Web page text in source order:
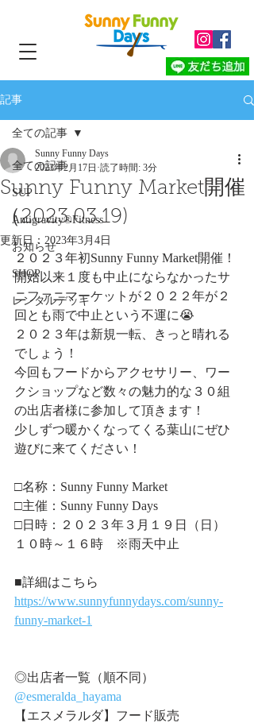
記事
全ての記事
SUP
Antigravity®︎Fitness
お知らせ
SHOP
レンタルデッキ
全ての記事
Sunny Funny Market開催
（2023.03.19)
Sunny Funny Days
2023年2月17日 読了時間: 3分
更新日： 2023年3月4日
２０２３年初Sunny Funny Market開催！
開始以来１度も中止にならなかったサ
ニファニマーケットが２０２２年が２
回とも雨で中止という不運に😭
２０２３年は新規一転、きっと晴れる
でしょう！
今回もフードからアクセサリー、ワー
クショップなど数々の魅力的な３０組
の出店者様に参加して頂きます！
少しずつ暖かくなってくる葉山にぜひ
遊びに来てください！
□名称：Sunny Funny Market
□主催：Sunny Funny Days
□日時：２０２３年３月１９日（日）
１０時～１６時　※雨天中止
■詳細はこちら
https://www.sunnyfunnydays.com/sunny-
funny-market-1
◎出店者一覧（順不同）
@esmeralda_hayama
【エスメラルダ】フード販売